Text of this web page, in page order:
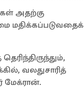
அதற்கு
மதிக்கப்படுவதைக்
வலதுசாரித்
மேக்ரான்.